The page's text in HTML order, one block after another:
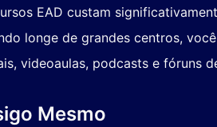
EAD custam
longe de grandes centros,
videoaulas, podcasts e fóruns
Mesmo